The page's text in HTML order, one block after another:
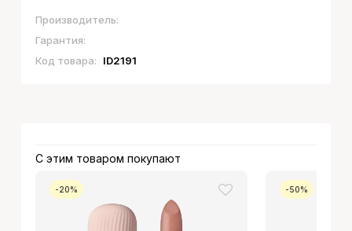
Производитель:
Гарантия:
Код товара:
ID2191
С этим товаром покупают
-20% -50%